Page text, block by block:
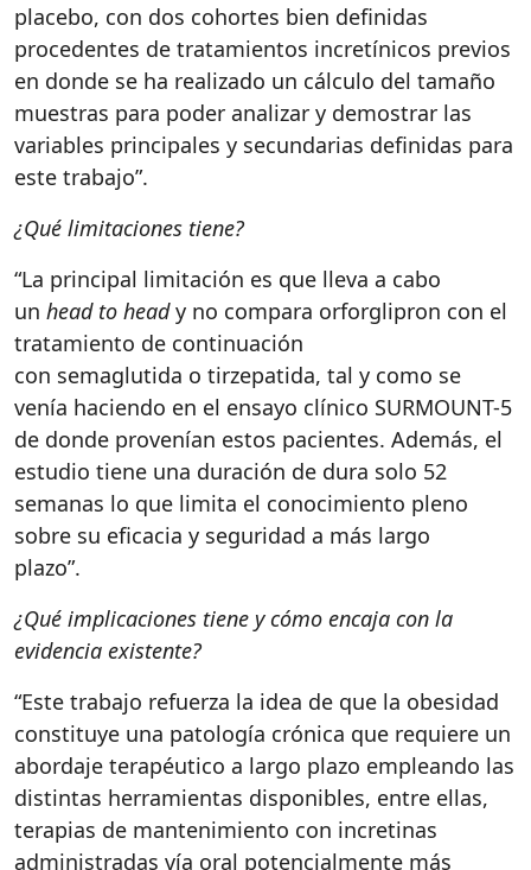
placebo, con dos cohortes bien definidas
procedentes de tratamientos incretínicos previos
en donde se ha realizado un cálculo del tamaño
muestras para poder analizar y demostrar las
variables principales y secundarias definidas para
este trabajo”.
¿Qué limitaciones tiene?
“La principal limitación es que lleva a cabo
un head to heady no compara orforglipron con el
tratamiento de continuación
con semaglutida o tirzepatida, tal y como se
venía haciendo en el ensayo clínico SURMOUNT-5
de donde provenían estos pacientes. Además, el
estudio tiene una duración de dura solo 52
semanas lo que limita el conocimiento pleno
sobre su eficacia y seguridad a más largo
plazo”.
¿Qué implicaciones tiene y cómo encaja con la
evidencia existente?
“Este trabajo refuerza la idea de que la obesidad
constituye una patología crónica que requiere un
abordaje terapéutico a largo plazo empleando las
distintas herramientas disponibles, entre ellas,
terapias de mantenimiento con incretinas
administradas vía oral potencialmente más